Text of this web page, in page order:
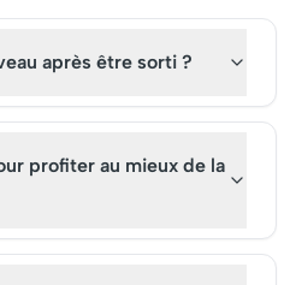
après être sorti ?
profiter au mieux de la